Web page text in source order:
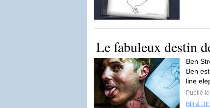
Le fabuleux destin
Ben
Ben
line
Publié
BD &